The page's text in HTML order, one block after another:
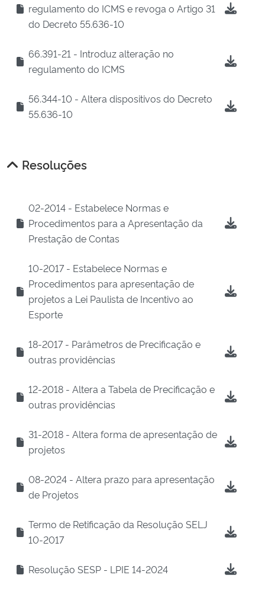
regulamento do ICMS e revoga o Artigo 31
do Decreto 55.636-10
66.391-21 - Introduz alteração no
regulamento do ICMS
56.344-10 - Altera dispositivos do Decreto
55.636-10
Resoluções
02-2014 - Estabelece Normas e
Procedimentos para a Apresentação da
Prestação de Contas
10-2017 - Estabelece Normas e
Procedimentos para apresentação de
projetos a Lei Paulista de Incentivo ao
Esporte
18-2017 - Parâmetros de Precificação e
outras providências
12-2018 - Altera a Tabela de Precificação e
outras providências
31-2018 - Altera forma de apresentação de
projetos
08-2024 - Altera prazo para apresentação
de Projetos
Termo de Retificação da Resolução SELJ
10-2017
Resolução SESP - LPIE 14-2024